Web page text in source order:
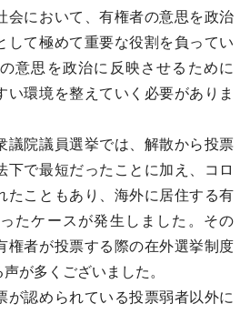
において、有権者の意思を政治
して極めて重要な役割を負ってい
意思を政治に反映させるために
い環境を整えていく必要がありま
院議員選挙では、解散から投票
下で最短だったことに加え、コロ
たこともあり、海外に居住する有
たケースが発生しました。その
権者が投票する際の在外選挙制度
が多くございました。
認められている投票弱者以外に